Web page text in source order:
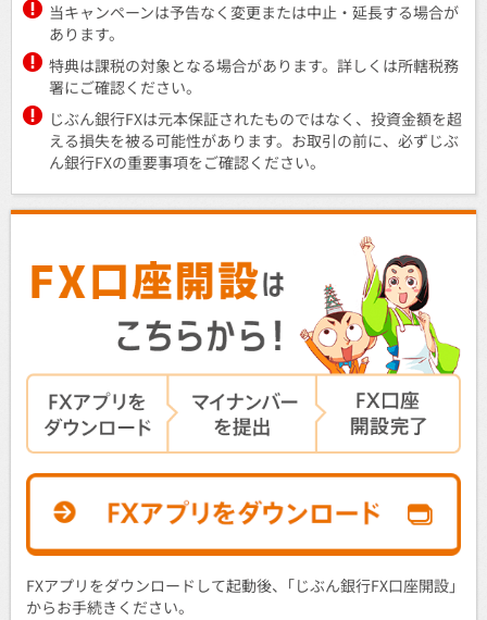
当キャンペーンは予告なく変更または中止・延長する場合が
あります。
特典は課税の対象となる場合があります。詳しくは所轄税務
署にご確認ください。
じぶん銀行FXは元本保証されたものではなく、投資金額を超
える損失を被る可能性があります。お取引の前に、必ずじぶ
ん銀行FXの重要事項をご確認ください。
FXアプリをダウンロードして起動後、｢じぶん銀行FX口座開設｣
からお手続きください。